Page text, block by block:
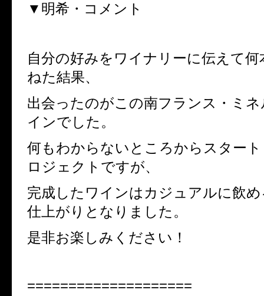
▼明希・コメント
自分の好みをワイナリーに伝えて何
ねた結果、
出会ったのがこの南フランス・ミ
インでした。
何もわからないところからスター
ロジェクトですが、
完成したワインはカジュアルに飲
仕上がりとなりました。
是非お楽しみください！
====================